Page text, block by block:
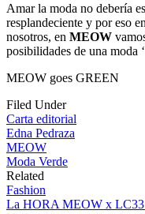
Amar la moda no debería
resplandeciente y por eso
nosotros, en MEOW
posibilidades de una moda
MEOW goes GREEN
Filed Under
Carta editorial
Edna Pedraza
MEOW
Moda Verde
Related
Fashion
La HORA MEOW x